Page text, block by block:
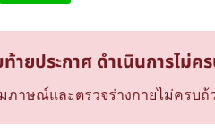
ายประกาศ ดำเนินการไม่
ภาษณ์และตรวจร่างกายไม่คร